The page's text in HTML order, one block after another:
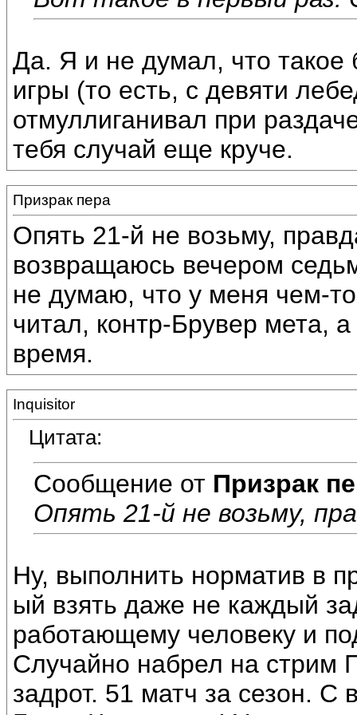
Да. Я и не думал, что такое
игры (то есть, с девяти
отмуллиганивал при
тебя случай еще круче.
Призрак пера
Опять 21-й не возьму,
возвращаюсь вечером
не думаю, что у меня чем-
читал, контр-Брувер мета,
время.
Inquisitor
Цитата:
Сообщение от Призрак
Опять 21-й не возьму,
Ну, выполнить норматив в
ый взять даже не каждый
работающему человеку и
Случайно набрел на стрим
задрот. 51 матч за сезон. С